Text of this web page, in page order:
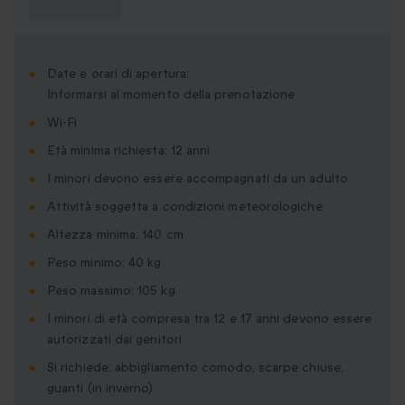
Date e orari di apertura:
Informarsi al momento della prenotazione
Wi-Fi
Età minima richiesta: 12 anni
I minori devono essere accompagnati da un adulto
Attività soggetta a condizioni meteorologiche
Altezza minima: 140 cm
Peso minimo: 40 kg
Peso massimo: 105 kg
I minori di età compresa tra 12 e 17 anni devono essere
autorizzati dai genitori
Si richiede: abbigliamento comodo, scarpe chiuse,
guanti (in inverno)